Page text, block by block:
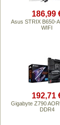
186,99
Asus STRIX B650-
WIFI
192,71
Gigabyte Z790
DDR4